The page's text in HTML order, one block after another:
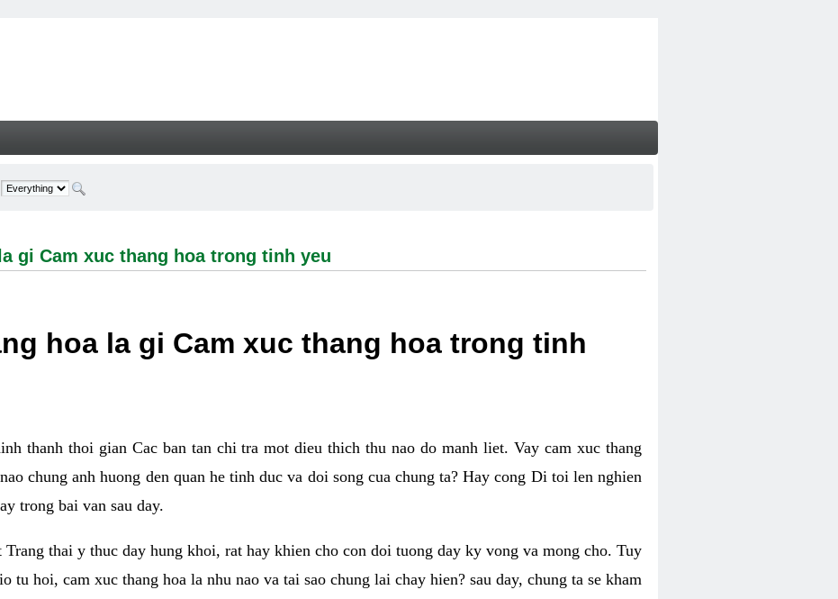
xuc thang hoa trong tinh yeu - Welcome
gi Cam xuc thang hoa trong tinh yeu
hoa la gi Cam xuc thang hoa trong tinh
thanh thoi gian Cac ban tan chi tra mot dieu thich thu nao do manh liet. Vay cam xuc thang
chung anh huong den quan he tinh duc va doi song cua chung ta? Hay cong Di toi len nghien
trong bai van sau day.
Trang thai y thuc day hung khoi, rat hay khien cho con doi tuong day ky vong va mong cho. Tuy
tu hoi, cam xuc thang hoa la nhu nao va tai sao chung lai chay hien? sau day, chung ta se kham